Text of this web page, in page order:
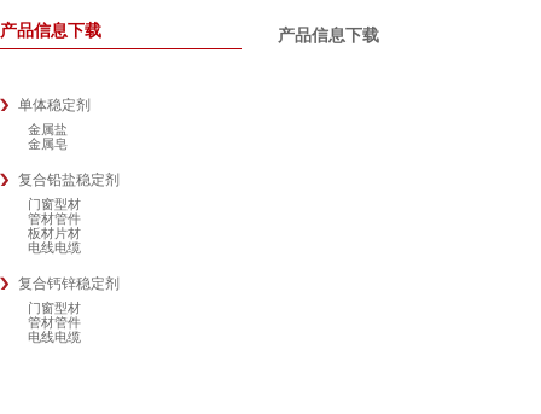
产品信息下载
单体稳定剂
金属盐
金属皂
复合铅盐稳定剂
门窗型材
管材管件
板材片材
电线电缆
复合钙锌稳定剂
门窗型材
管材管件
电线电缆
产品信息下载